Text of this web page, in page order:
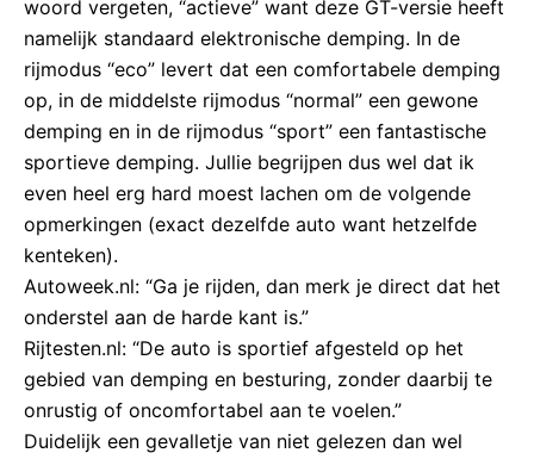
woord vergeten, “actieve” want deze GT-versie heeft
namelijk standaard elektronische demping. In de
rijmodus “eco” levert dat een comfortabele demping
op, in de middelste rijmodus “normal” een gewone
demping en in de rijmodus “sport” een fantastische
sportieve demping. Jullie begrijpen dus wel dat ik
even heel erg hard moest lachen om de volgende
opmerkingen (exact dezelfde auto want hetzelfde
kenteken).
Autoweek.nl: “Ga je rijden, dan merk je direct dat het
onderstel aan de harde kant is.”
Rijtesten.nl: “De auto is sportief afgesteld op het
gebied van demping en besturing, zonder daarbij te
onrustig of oncomfortabel aan te voelen.”
Duidelijk een gevalletje van niet gelezen dan wel